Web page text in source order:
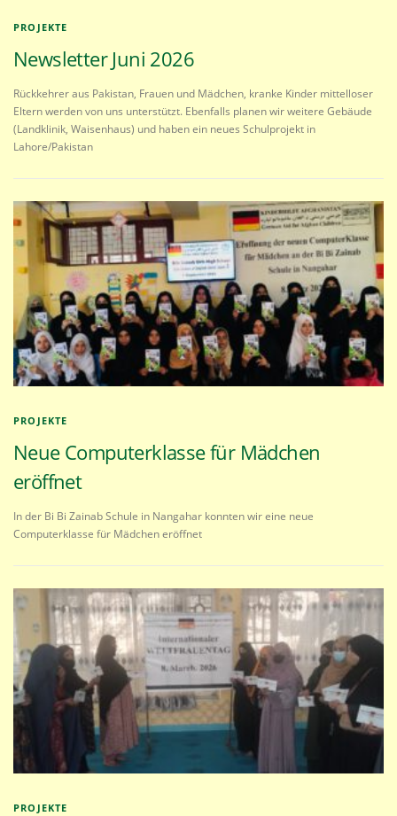
PROJEKTE
Newsletter Juni 2026
Rückkehrer aus Pakistan, Frauen und Mädchen, kranke Kinder mittelloser
Eltern werden von uns unterstützt. Ebenfalls planen wir weitere Gebäude
(Landklinik, Waisenhaus) und haben ein neues Schulprojekt in
Lahore/Pakistan
PROJEKTE
Neue Computerklasse für Mädchen
eröffnet
In der Bi Bi Zainab Schule in Nangahar konnten wir eine neue
Computerklasse für Mädchen eröffnet
PROJEKTE